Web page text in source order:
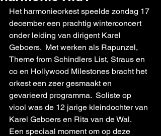
Het harmonieorkest speelde zondag 17
december een prachtig winterconcert
onder leiding van dirigent Karel
Geboers.  Met werken als Rapunzel,
Theme from Schindlers List, Straus en
co en Hollywood Milestones bracht het
orkest een zeer gesmaakt en
gevarieerd programma.  Soliste op
viool was de 12 jarige kleindochter van
Karel Geboers en Rita van de Wal.
Een speciaal moment om op deze